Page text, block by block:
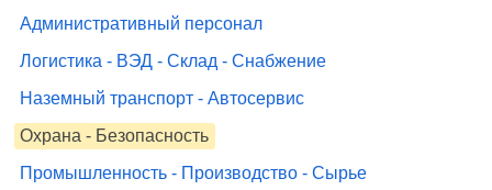
Административный персонал
Логистика - ВЭД - Склад - Снабжение
Наземный транспорт - Автосервис
Охрана - Безопасность
Промышленность - Производство - Сырье